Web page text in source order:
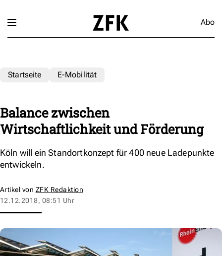
Abo
Startseite E-Mobilität
Balance zwischen
Wirtschaftlichkeit und Förderung
Köln will ein Standortkonzept für 400 neue Ladepunkte
entwickeln.
Artikel von ZFK Redaktion
12.12.2018, 08:51 Uhr